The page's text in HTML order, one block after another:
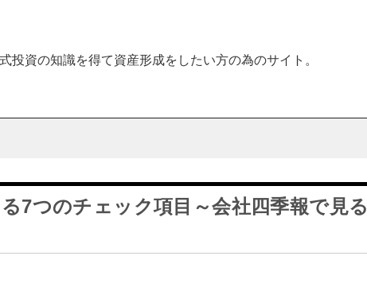
投資の知識を得て資産形成をしたい方の為のサイト。
7つのチェック項目～会社四季報で見る